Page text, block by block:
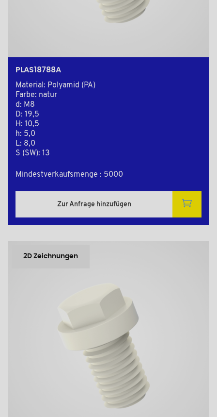
PLAS18788A
Material: Polyamid (PA)
Farbe: natur
d: M8
D: 19,5
H: 10,5
h: 5,0
L: 8,0
S (SW): 13
Mindestverkaufsmenge : 5000
Zur Anfrage hinzufügen
2D Zeichnungen